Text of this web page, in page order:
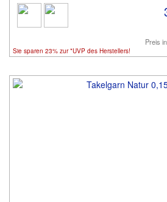
Preis
Sie sparen 23% zur *UVP des Herstellers!